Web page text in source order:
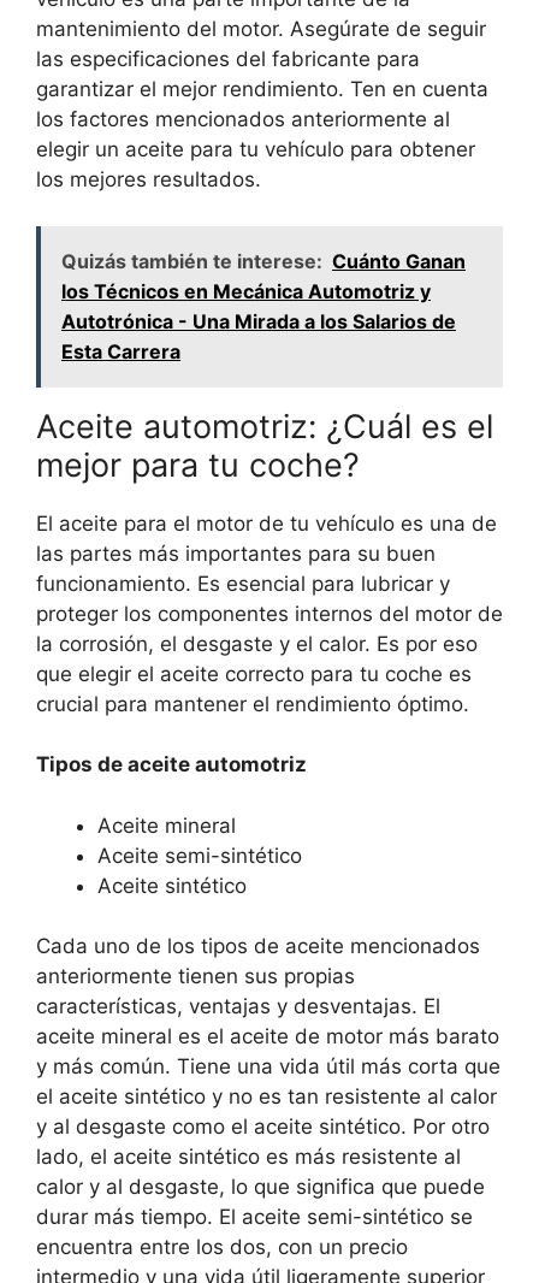
mantenimiento del motor. Asegúrate de seguir
las especificaciones del fabricante para
garantizar el mejor rendimiento. Ten en cuenta
los factores mencionados anteriormente al
elegir un aceite para tu vehículo para obtener
los mejores resultados.
Quizás también te interese: Cuánto Ganan
los Técnicos en Mecánica Automotriz y
Autotrónica - Una Mirada a los Salarios de
Esta Carrera
Aceite automotriz: ¿Cuál es el
mejor para tu coche?
El aceite para el motor de tu vehículo es una de
las partes más importantes para su buen
funcionamiento. Es esencial para lubricar y
proteger los componentes internos del motor de
la corrosión, el desgaste y el calor. Es por eso
que elegir el aceite correcto para tu coche es
crucial para mantener el rendimiento óptimo.
Tipos de aceite automotriz
Aceite mineral
Aceite semi-sintético
Aceite sintético
Cada uno de los tipos de aceite mencionados
anteriormente tienen sus propias
características, ventajas y desventajas. El
aceite mineral es el aceite de motor más barato
y más común. Tiene una vida útil más corta que
el aceite sintético y no es tan resistente al calor
y al desgaste como el aceite sintético. Por otro
lado, el aceite sintético es más resistente al
calor y al desgaste, lo que significa que puede
durar más tiempo. El aceite semi-sintético se
encuentra entre los dos, con un precio
intermedio y una vida útil ligeramente superior